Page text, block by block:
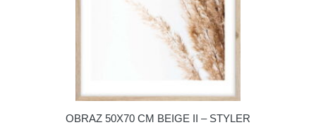
OBRAZ 50X70 CM BEIGE II – STYLER